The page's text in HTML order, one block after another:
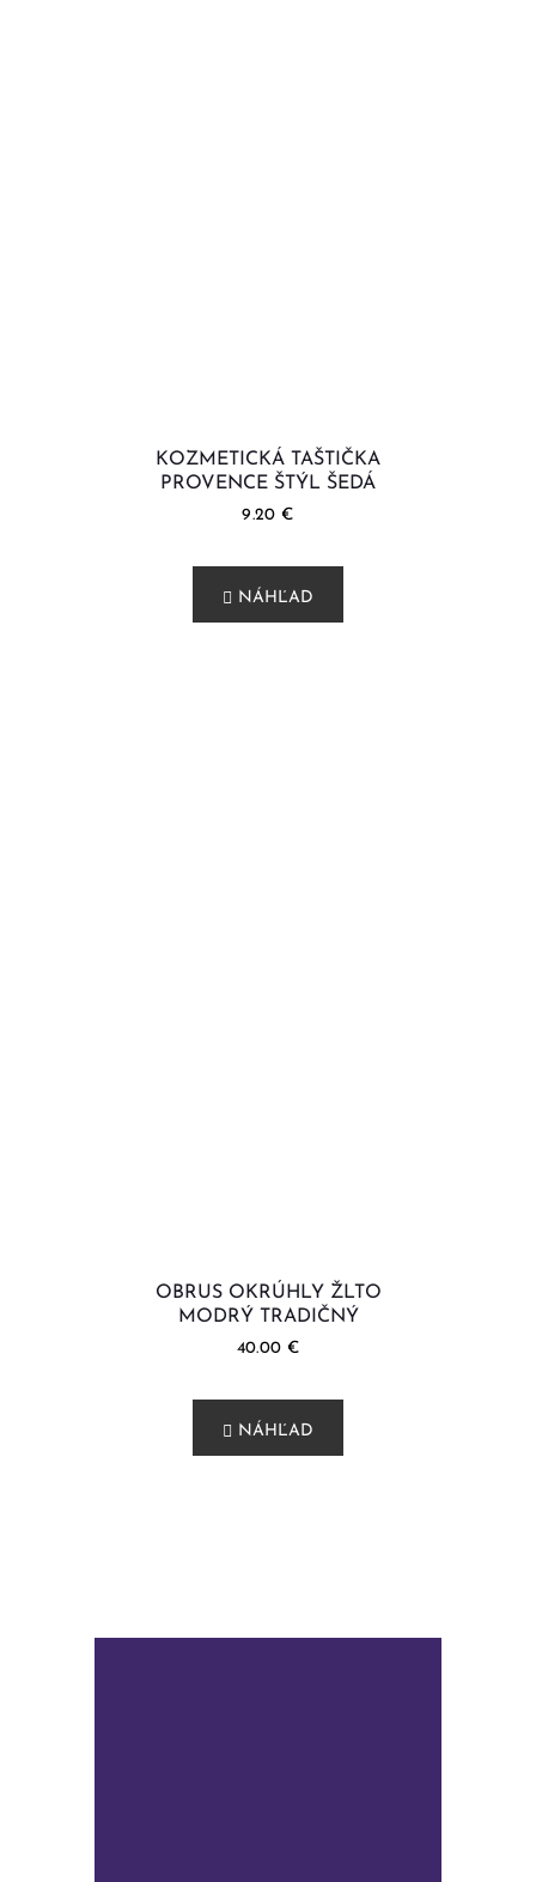
KOZMETICKÁ TAŠTIČKA
PROVENCE ŠTÝL ŠEDÁ
9.20€
NÁHĽAD
OBRUS OKRÚHLY ŽLTO
MODRÝ TRADIČNÝ
40.00 €
NÁHĽAD